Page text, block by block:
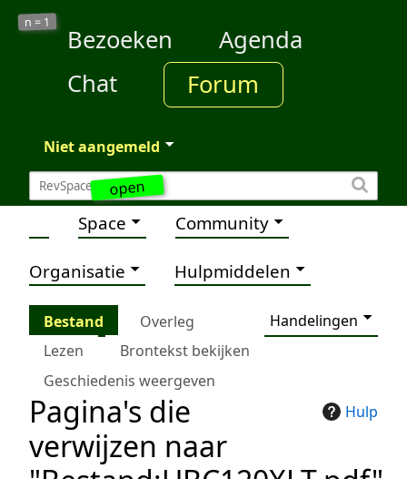
open
n = 1
Bezoeken
Agenda
Chat
Forum
Niet aangemeld
Space Community
Organisatie Hulpmiddelen
Bestand Overleg
Handelingen
Lezen
Brontekst bekijken
Geschiedenis weergeven
Hulp
Pagina's die
verwijzen naar